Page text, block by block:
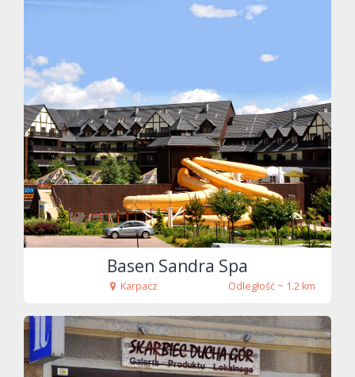
fot. Tenet
Basen Sandra Spa
Karpacz Odległość ~ 1.2 km